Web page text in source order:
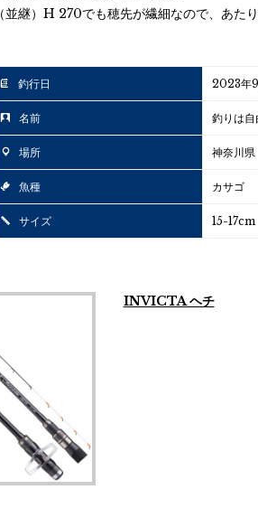
継）H 270でも穂先が繊細なので、あたり
釣行日 2023年
名前 釣りは自
場所 神奈川
魚種 カサゴ
サイズ 15-17cm
INVICTA ヘチ